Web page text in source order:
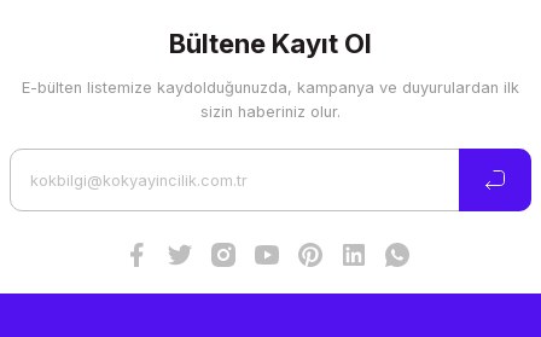
Bültene Kayıt Ol
E-bülten listemize kaydolduğunuzda, kampanya ve duyurulardan ilk
sizin haberiniz olur.